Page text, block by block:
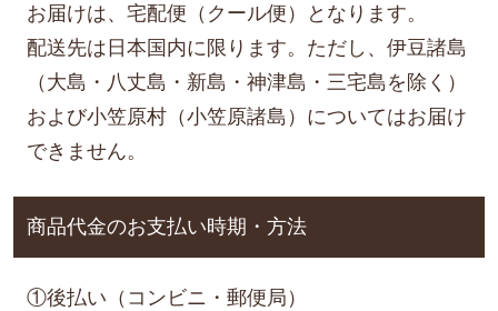
お届けは、宅配便（クール便）となります。
配送先は日本国内に限ります。ただし、伊豆諸島
（大島・八丈島・新島・神津島・三宅島を除く）
および小笠原村（小笠原諸島）についてはお届け
できません。
商品代金のお支払い時期・方法
①後払い（コンビニ・郵便局）